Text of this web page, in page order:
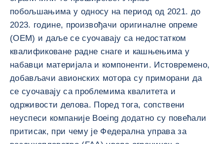
побољшањима у односу на период од 2021. до
2023. године, произвођачи оригиналне опреме
(OEM) и даље се суочавају са недостатком
квалификоване радне снаге и кашњењима у
набавци материјала и компоненти. Истовремено,
добављачи авионских мотора су приморани да
се суочавају са проблемима квалитета и
одрживости делова. Поред тога, сопствени
неуспеси компаније Boeing додатно су повећали
притисак, при чему је Федерална управа за